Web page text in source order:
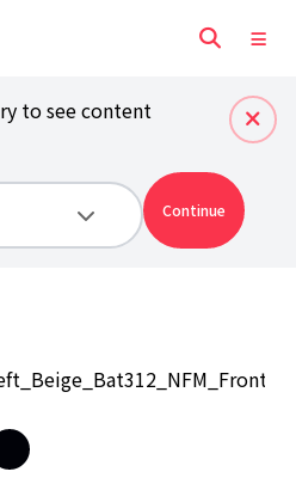
to see content
Continue